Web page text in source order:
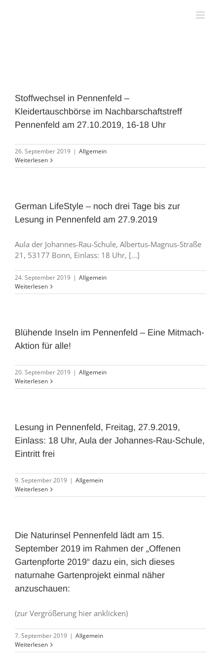
Stoffwechsel in Pennenfeld –
Kleidertauschbörse im Nachbarschaftstreff
Pennenfeld am 27.10.2019, 16-18 Uhr
26. September 2019 | Allgemein
Weiterlesen
German LifeStyle – noch drei Tage bis zur
Lesung in Pennenfeld am 27.9.2019
Aula der Johannes-Rau-Schule, Albertus-Magnus-Straße
21, 53177 Bonn, Einlass: 18 Uhr, [...]
24. September 2019 | Allgemein
Weiterlesen
Blühende Inseln im Pennenfeld – Eine Mitmach-
Aktion für alle!
20. September 2019 | Allgemein
Weiterlesen
Lesung in Pennenfeld, Freitag, 27.9.2019,
Einlass: 18 Uhr, Aula der Johannes-Rau-Schule,
Eintritt frei
9. September 2019 | Allgemein
Weiterlesen
Die Naturinsel Pennenfeld lädt am 15.
September 2019 im Rahmen der „Offenen
Gartenpforte 2019“ dazu ein, sich dieses
naturnahe Gartenprojekt einmal näher
anzuschauen:
(zur Vergrößerung hier anklicken)
7. September 2019 | Allgemein
Weiterlesen